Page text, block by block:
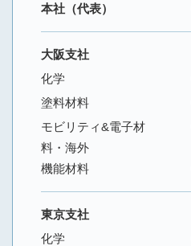
本社（代表）
大阪支社
化学
塗料材料
モビリティ&電子材
料・海外
機能材料
東京支社
化学